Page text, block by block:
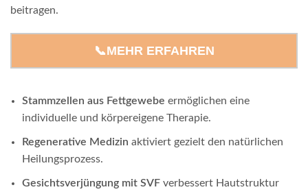
beitragen.
📞MEHR ERFAHREN
Stammzellen aus Fettgewebe ermöglichen eine
individuelle und körpereigene Therapie.
Regenerative Medizin aktiviert gezielt den natürlichen
Heilungsprozess.
Gesichtsverjüngung mit SVF verbessert Hautstruktur